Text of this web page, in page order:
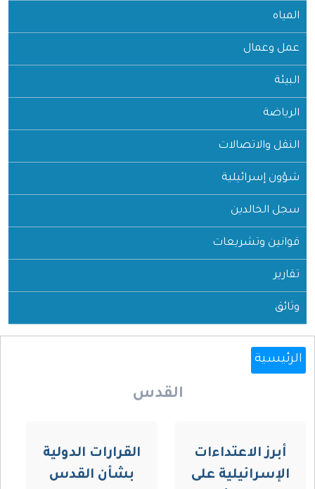
المياه
عمل وعمال
البيئة
الرياضة
النقل والاتصالات
شؤون إسرائيلية
سجل الخالدين
قوانين وتشريعات
تقارير
وثائق
الرئيسية
القدس
أبرز الاعتداءات
الإسرائيلية على
القرارات الدولية
بشأن القدس